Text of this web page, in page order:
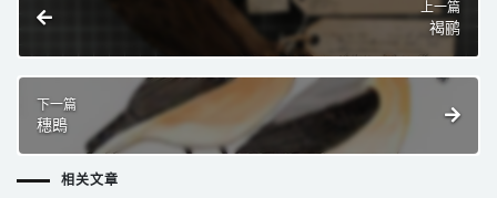
上一篇
褐鹂
下一篇
穗鵖
相关文章